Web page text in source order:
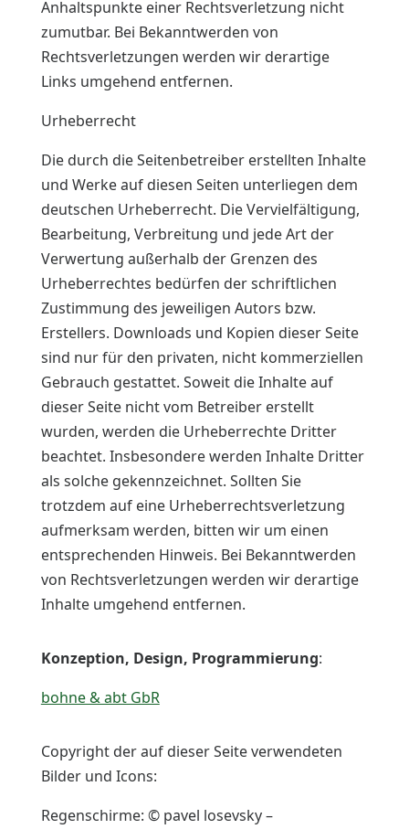
Anhaltspunkte einer Rechtsverletzung nicht
zumutbar. Bei Bekanntwerden von
Rechtsverletzungen werden wir derartige
Links umgehend entfernen.
Urheberrecht
Die durch die Seitenbetreiber erstellten Inhalte
und Werke auf diesen Seiten unterliegen dem
deutschen Urheberrecht. Die Vervielfältigung,
Bearbeitung, Verbreitung und jede Art der
Verwertung außerhalb der Grenzen des
Urheberrechtes bedürfen der schriftlichen
Zustimmung des jeweiligen Autors bzw.
Erstellers. Downloads und Kopien dieser Seite
sind nur für den privaten, nicht kommerziellen
Gebrauch gestattet. Soweit die Inhalte auf
dieser Seite nicht vom Betreiber erstellt
wurden, werden die Urheberrechte Dritter
beachtet. Insbesondere werden Inhalte Dritter
als solche gekennzeichnet. Sollten Sie
trotzdem auf eine Urheberrechtsverletzung
aufmerksam werden, bitten wir um einen
entsprechenden Hinweis. Bei Bekanntwerden
von Rechtsverletzungen werden wir derartige
Inhalte umgehend entfernen.
Konzeption, Design, Programmierung:
bohne & abt GbR
Copyright der auf dieser Seite verwendeten
Bilder und Icons:
Regenschirme: © pavel losevsky –